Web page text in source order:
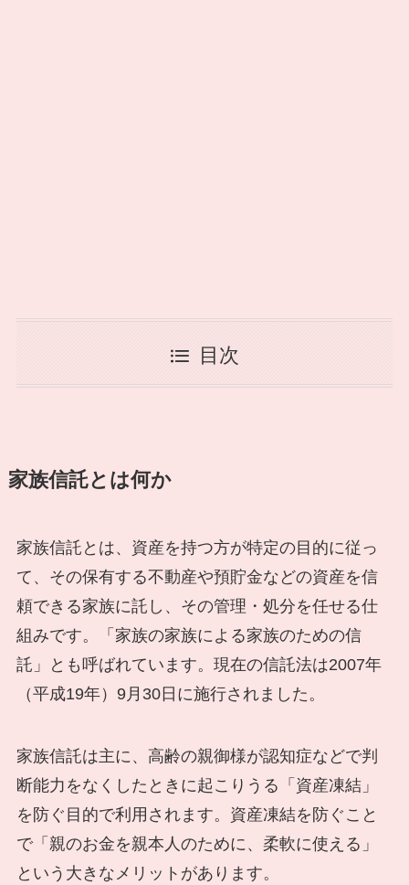
目次
家族信託とは何か
家族信託とは、資産を持つ方が特定の目的に従っ
て、その保有する不動産や預貯金などの資産を信
頼できる家族に託し、その管理・処分を任せる仕
組みです。「家族の家族による家族のための信
託」とも呼ばれています。現在の信託法は2007年
（平成19年）9月30日に施行されました。
家族信託は主に、高齢の親御様が認知症などで判
断能力をなくしたときに起こりうる「資産凍結」
を防ぐ目的で利用されます。資産凍結を防ぐこと
で「親のお金を親本人のために、柔軟に使える」
という大きなメリットがあります。